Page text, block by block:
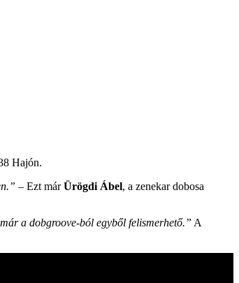
Hajón.
– Ezt márÜrögdi Ábel, a zenekar dobosa
a dobgroove-ból egyből felismerhető.” A